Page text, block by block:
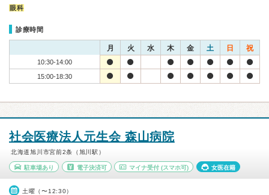
眼科
診療時間
月 火 水 木 金 土 日 祝
10:30-14:00
15:00-18:30
社会医療法人元生会 森山病院
北海道旭川市宮前2条（旭川駅）
駐車場あり 電子決済可 マイナ受付 (スマホ可) 女医在籍
土曜（〜12:30）